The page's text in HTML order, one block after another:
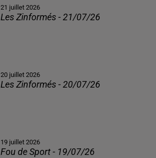
21 juillet 2026
Les Zinformés - 21/07/26
20 juillet 2026
Les Zinformés - 20/07/26
19 juillet 2026
Fou de Sport - 19/07/26